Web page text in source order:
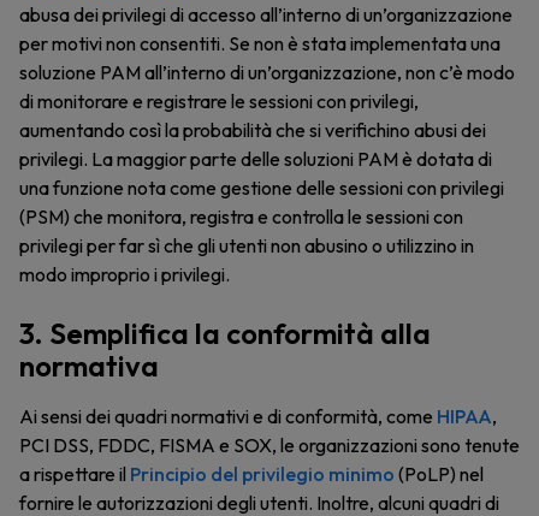
abusa dei privilegi di accesso all’interno di un’organizzazione
per motivi non consentiti. Se non è stata implementata una
soluzione PAM all’interno di un’organizzazione, non c’è modo
di monitorare e registrare le sessioni con privilegi,
aumentando così la probabilità che si verifichino abusi dei
privilegi. La maggior parte delle soluzioni PAM è dotata di
una funzione nota come gestione delle sessioni con privilegi
(PSM) che monitora, registra e controlla le sessioni con
privilegi per far sì che gli utenti non abusino o utilizzino in
modo improprio i privilegi.
3. Semplifica la conformità alla
normativa
Ai sensi dei quadri normativi e di conformità, come HIPAA,
PCI DSS, FDDC, FISMA e SOX, le organizzazioni sono tenute
a rispettare il Principio del privilegio minimo (PoLP) nel
fornire le autorizzazioni degli utenti. Inoltre, alcuni quadri di